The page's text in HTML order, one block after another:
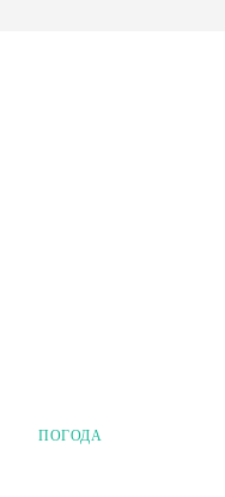
ПОГОДА